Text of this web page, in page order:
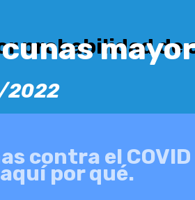
probabilidad de
2022
contra el
por qué.